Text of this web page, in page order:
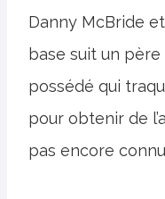
Danny McBride
base suit un père
possédé qui
pour obtenir de
pas encore